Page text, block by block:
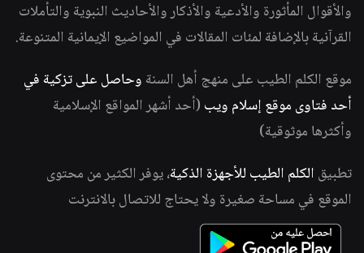
والأقوال المأثورة والأدعية والأذكار والأحاديث النبوية والتأملات
القرآنية بالإضافة لمئات المقالات في المواضيع الإيمانية المتنوعة.
موقع الكلم الطيب على منهج أهل السنة وحاصل على تزكية في
أحد فتاوى موقع إسلام ويب (أحد أشهر المواقع الإسلامية
وأكثرها موثوقية)
تطبيق الكلم الطيب للأجهزة الذكية، يوفر الكثير من محتوى
الموقع في مساحة صغيرة ولا يحتاج للاتصال بالانترنت